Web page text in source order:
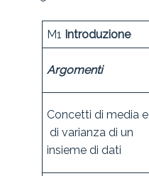
M1 Introduzione
Argomenti
Concetti di media e
di varianza di un
insieme di dati